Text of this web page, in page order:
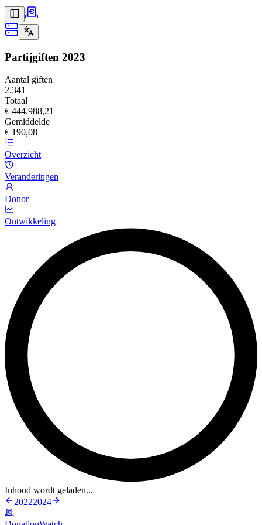
Partijgiften 2023
Aantal giften
2.341
Totaal
€ 444.988,21
Gemiddelde
€ 190,08
Overzicht
Veranderingen
Donor
Ontwikkeling
Inhoud wordt geladen...
20222024